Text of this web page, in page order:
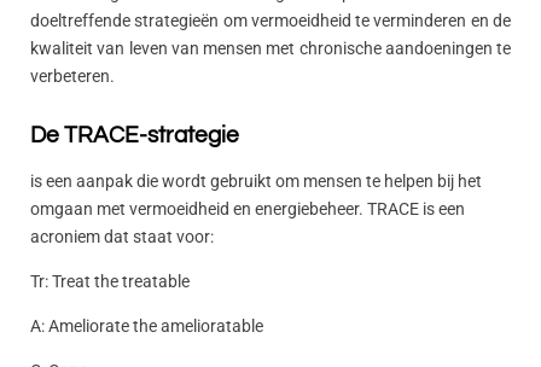
doeltreffende strategieën om vermoeidheid te verminderen en de
kwaliteit van leven van mensen met chronische aandoeningen te
verbeteren.
De TRACE-strategie
is een aanpak die wordt gebruikt om mensen te helpen bij het
omgaan met vermoeidheid en energiebeheer. TRACE is een
acroniem dat staat voor:
Tr: Treat the treatable
A: Ameliorate the amelioratable